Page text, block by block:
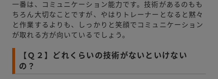
一番は、コミュニケーション能力です。技術があるのもも
ちろん大切なことですが、やはりトレーナーとなると黙々
と作業するよりも、しっかりと笑顔でコミュニケーション
が取れる方が向いているでしょう。
【Ｑ２】どれくらいの技術がないといけない
の？